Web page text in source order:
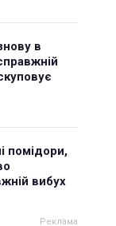
в
помідори,
вибух